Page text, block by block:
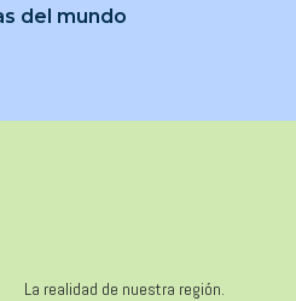
del mundo
La realidad de nuestra región.